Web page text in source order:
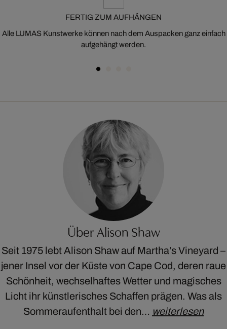
FERTIG ZUM AUFHÄNGEN
Alle LUMAS Kunstwerke können nach dem Auspacken ganz einfach
aufgehängt werden.
Über Alison Shaw
Seit 1975 lebt Alison Shaw auf Martha’s Vineyard –
jener Insel vor der Küste von Cape Cod, deren raue
Schönheit, wechselhaftes Wetter und magisches
Licht ihr künstlerisches Schaffen prägen. Was als
Sommeraufenthalt bei den… weiterlesen